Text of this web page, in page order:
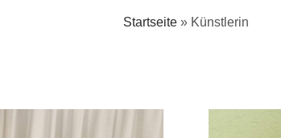
Startseite » Künstlerin